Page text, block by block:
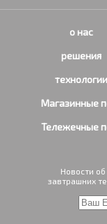
о нас
решения
технологии
Магазинные
Тележечные
Новости
завтрашних